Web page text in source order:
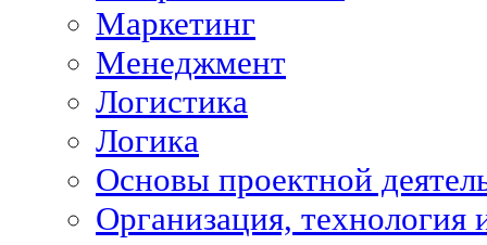
Маркетинг
Менеджмент
Логистика
Логика
Основы проектной
Организация, технология